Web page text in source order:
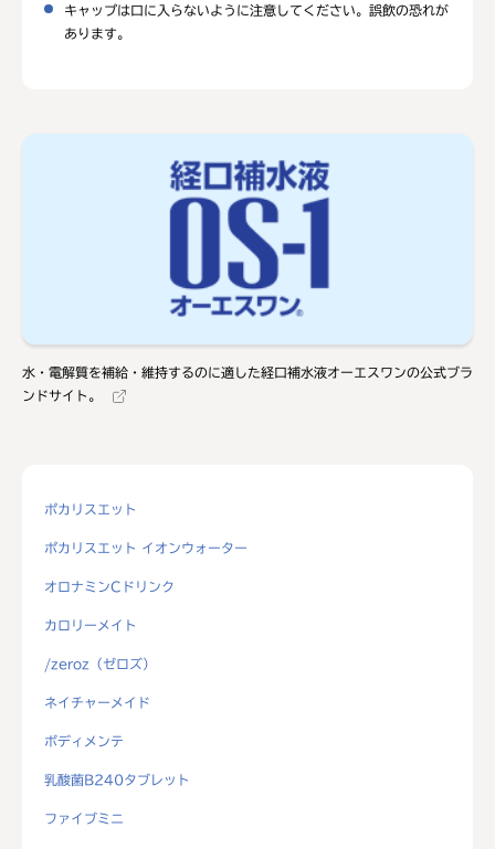
キャップは口に入らないように注意してください。誤飲の恐れが
あります。
水・電解質を補給・維持するのに適した経口補水液オーエスワンの公式ブラ
ンドサイト。
ポカリスエット
ポカリスエット イオンウォーター
オロナミンCドリンク
カロリーメイト
/zeroz（ゼロズ）
ネイチャーメイド
ボディメンテ
乳酸菌B240タブレット
ファイブミニ